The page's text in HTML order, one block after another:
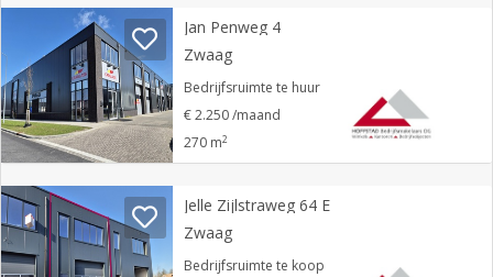
Jan Penweg 4
Zwaag
Bedrijfsruimte te huur
€ 2.250 /maand
270 m2
Jelle Zijlstraweg 64 E
Zwaag
Bedrijfsruimte te koop